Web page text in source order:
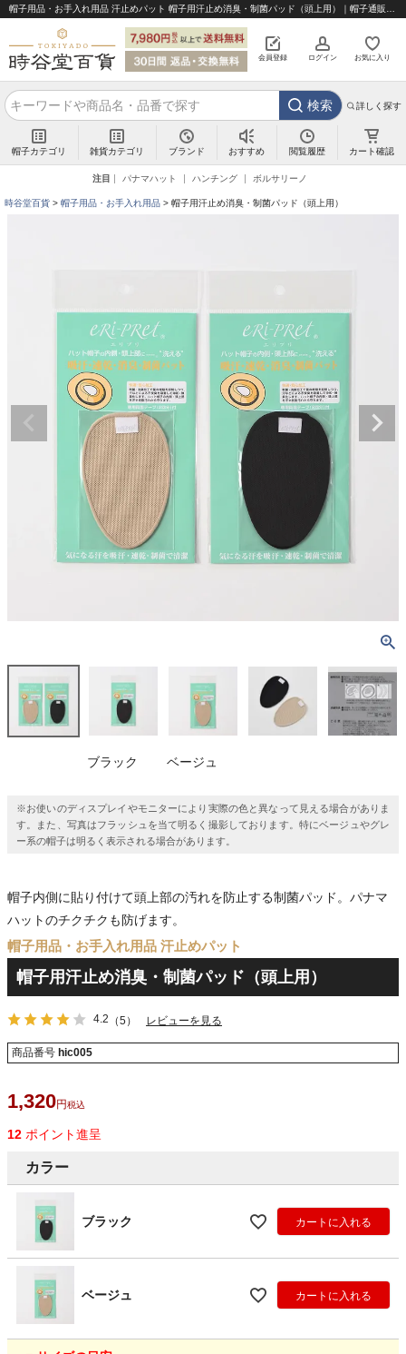
会員登録 ログイン お気に入り
検索 詳しく探す
帽子カテゴリ 雑貨カテゴリ ブランド おすすめ 閲覧履歴 カート確認
注目 パナマハット ハンチング ボルサリーノ
時谷堂百貨 帽子用品・お手入れ用品 帽子用汗止め消臭・制菌パッド（頭上用）
ブラック ベージュ
※お使いのディスプレイやモニターにより実際の色と異なって見える場合がありま
す。また、写真はフラッシュを当て明るく撮影しております。特にベージュやグレ
ー系の帽子は明るく表示される場合があります。
帽子内側に貼り付けて頭上部の汚れを防止する制菌パッド。パナマ
ハットのチクチクも防げます。
帽子用品・お手入れ用品 汗止めパット
帽子用汗止め消臭・制菌パッド（頭上用）
4.2 （5） レビューを見る
商品番号 hic005
1,320 税込
12 ポイント進呈
カラー
ブラック カートに入れる
ベージュ カートに入れる